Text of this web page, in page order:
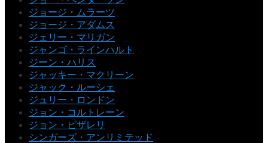
ジョージ・ムラーツ
ジョージ・アダムス
ジェリー・マリガン
ジャンゴ・ラインハルト
ジーン・ハリス
ジャッキー・マクリーン
ジャック・ルーシェ
ジュリー・ロンドン
ジョン・コルトレーン
ジョン・ピザレリ
シンガーズ・アンリミテッド